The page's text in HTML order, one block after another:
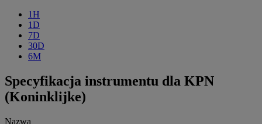
1H
1D
7D
30D
6M
Specyfikacja instrumentu dla KPN
(Koninklijke)
Nazwa